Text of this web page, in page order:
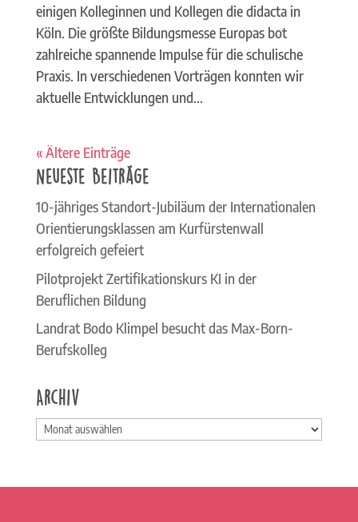
einigen Kolleginnen und Kollegen die didacta in
Köln. Die größte Bildungsmesse Europas bot
zahlreiche spannende Impulse für die schulische
Praxis. In verschiedenen Vorträgen konnten wir
aktuelle Entwicklungen und...
« Ältere Einträge
Neueste Beiträge
10-jähriges Standort-Jubiläum der Internationalen
Orientierungsklassen am Kurfürstenwall
erfolgreich gefeiert
Pilotprojekt Zertifikationskurs KI in der
Beruflichen Bildung
Landrat Bodo Klimpel besucht das Max-Born-
Berufskolleg
Archiv
Archiv